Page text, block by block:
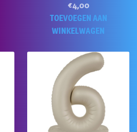
€4,00
TOEVOEGEN AAN
WINKELWAGEN